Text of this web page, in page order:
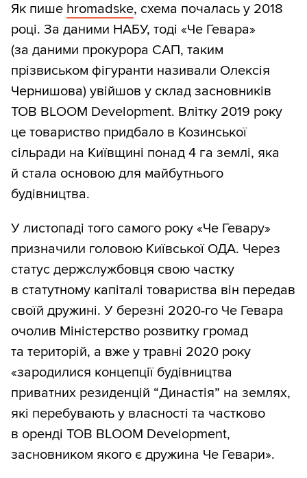
Як пише hromadske, схема почалась у 2018
році. За даними НАБУ, тоді «Че Гевара»
(за даними прокурора САП, таким
прізвиськом фігуранти називали Олексія
Чернишова) увійшов у склад засновників
ТОВ BLООM Development. Влітку 2019 року
це товариство придбало в Козинської
сільради на Київщині понад 4 га землі, яка
й стала основою для майбутнього
будівництва.
У листопаді того самого року «Че Гевару»
призначили головою Київської ОДА. Через
статус держслужбовця свою частку
в статутному капіталі товариства він передав
своїй дружині. У березні 2020-го Че Гевара
очолив Міністерство розвитку громад
та територій, а вже у травні 2020 року
«зародилися концепції будівництва
приватних резиденцій “Династія” на землях,
які перебувають у власності та частково
в оренді ТОВ BLООM Development,
засновником якого є дружина Че Гевари».